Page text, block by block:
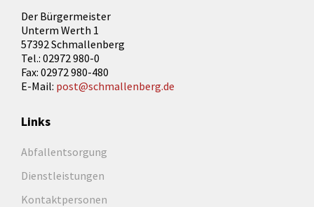
Der Bürgermeister
Unterm Werth 1
57392 Schmallenberg
Tel.: 02972 980-0
Fax: 02972 980-480
E-Mail: post@schmallenberg.de
Links
Abfallentsorgung
Dienstleistungen
Kontaktpersonen